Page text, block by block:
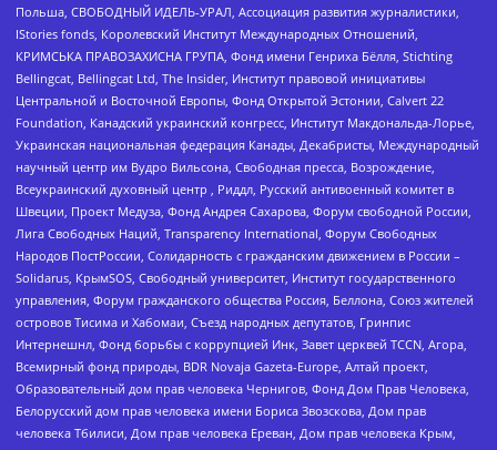
Польша, СВОБОДНЫЙ ИДЕЛЬ-УРАЛ, Ассоциация развития журналистики,
IStories fonds, Королевский Институт Международных Отношений,
КРИМСЬКА ПРАВОЗАХИСНА ГРУПА, Фонд имени Генриха Бёлля, Stichting
Bellingcat, Bellingcat Ltd, The Insider, Институт правовой инициативы
Центральной и Восточной Европы, Фонд Открытой Эстонии, Calvert 22
Foundation, Канадский украинский конгресс, Институт Макдональда-Лорье,
Украинская национальная федерация Канады, Декабристы, Международный
научный центр им Вудро Вильсона, Свободная пресса, Возрождение,
Всеукраинский духовный центр , Риддл, Русский антивоенный комитет в
Швеции, Проект Медуза, Фонд Андрея Сахарова, Форум свободной России,
Лига Свободных Наций, Transparеncy International, Форум Свободных
Народов ПостРоссии, Солидарность с гражданским движением в России –
Solidarus, КрымSOS, Свободный университет, Институт государственного
управления, Форум гражданского общества Россия, Беллона, Союз жителей
островов Тисима и Хабомаи, Съезд народных депутатов, Гринпис
Интернешнл, Фонд борьбы с коррупцией Инк, Завет церквей TCCN, Агора,
Всемирный фонд природы, BDR Novaja Gazeta-Europe, Алтай проект,
Образовательный дом прав человека Чернигов, Фонд Дом Прав Человека,
Белорусский дом прав человека имени Бориса Звозскова, Дом прав
человека Тбилиси, Дом прав человека Ереван, Дом прав человека Крым,